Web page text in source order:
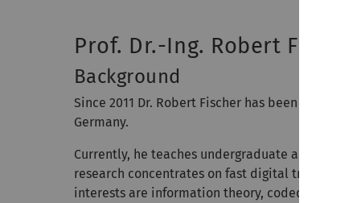
Prof. Dr.-Ing. Robert
Background
Since 2011 Dr. Robert Fischer has been full
Germany.
Currently, he teaches undergraduate and
research concentrates on fast digital
interests are information theory, coded